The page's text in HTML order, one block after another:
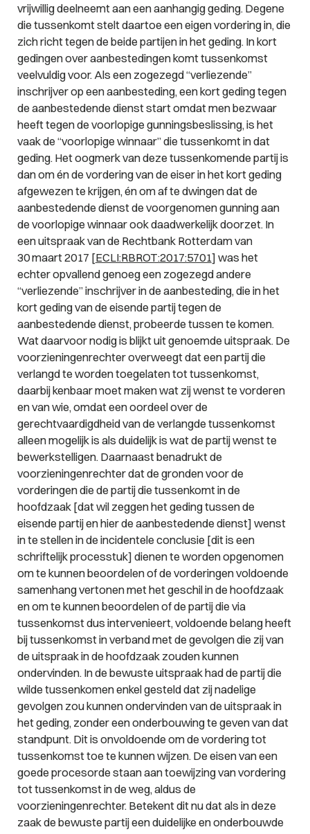
vrijwillig deelneemt aan een aanhangig geding. Degene
die tussenkomt stelt daartoe een eigen vordering in, die
zich richt tegen de beide partijen in het geding. In kort
gedingen over aanbestedingen komt tussenkomst
veelvuldig voor. Als een zogezegd “verliezende”
inschrijver op een aanbesteding, een kort geding tegen
de aanbestedende dienst start omdat men bezwaar
heeft tegen de voorlopige gunningsbeslissing, is het
vaak de “voorlopige winnaar” die tussenkomt in dat
geding. Het oogmerk van deze tussenkomende partij is
dan om én de vordering van de eiser in het kort geding
afgewezen te krijgen, én om af te dwingen dat de
aanbestedende dienst de voorgenomen gunning aan
de voorlopige winnaar ook daadwerkelijk doorzet. In
een uitspraak van de Rechtbank Rotterdam van
30 maart 2017 [ECLI:RBROT:2017:5701] was het
echter opvallend genoeg een zogezegd andere
“verliezende” inschrijver in de aanbesteding, die in het
kort geding van de eisende partij tegen de
aanbestedende dienst, probeerde tussen te komen.
Wat daarvoor nodig is blijkt uit genoemde uitspraak. De
voorzieningenrechter overweegt dat een partij die
verlangd te worden toegelaten tot tussenkomst,
daarbij kenbaar moet maken wat zij wenst te vorderen
en van wie, omdat een oordeel over de
gerechtvaardigdheid van de verlangde tussenkomst
alleen mogelijk is als duidelijk is wat de partij wenst te
bewerkstelligen. Daarnaast benadrukt de
voorzieningenrechter dat de gronden voor de
vorderingen die de partij die tussenkomt in de
hoofdzaak [dat wil zeggen het geding tussen de
eisende partij en hier de aanbestedende dienst] wenst
in te stellen in de incidentele conclusie [dit is een
schriftelijk processtuk] dienen te worden opgenomen
om te kunnen beoordelen of de vorderingen voldoende
samenhang vertonen met het geschil in de hoofdzaak
en om te kunnen beoordelen of de partij die via
tussenkomst dus intervenieert, voldoende belang heeft
bij tussenkomst in verband met de gevolgen die zij van
de uitspraak in de hoofdzaak zouden kunnen
ondervinden. In de bewuste uitspraak had de partij die
wilde tussenkomen enkel gesteld dat zij nadelige
gevolgen zou kunnen ondervinden van de uitspraak in
het geding, zonder een onderbouwing te geven van dat
standpunt. Dit is onvoldoende om de vordering tot
tussenkomst toe te kunnen wijzen. De eisen van een
goede procesorde staan aan toewijzing van vordering
tot tussenkomst in de weg, aldus de
voorzieningenrechter. Betekent dit nu dat als in deze
zaak de bewuste partij een duidelijke en onderbouwde